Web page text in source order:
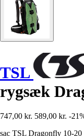
TSL
rygsæk
747,00 kr. 589,00 kr. -
sac TSL Dragonfly 10-